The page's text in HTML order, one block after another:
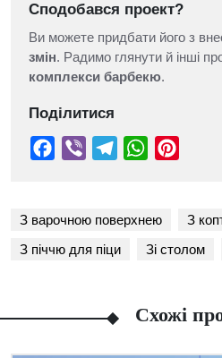
Сподобався проект?
Ви можете придбати його з
змін. Радимо глянути й інші
комплекси барбекю.
Поділитися
З варочною поверхнею З
З піччю для піци
Зі столом
Схожі